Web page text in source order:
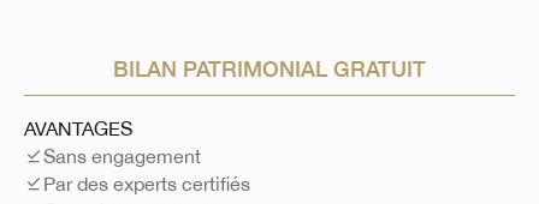
BILAN PATRIMONIAL GRATUIT
AVANTAGES
Sans engagement
Par des experts certifiés